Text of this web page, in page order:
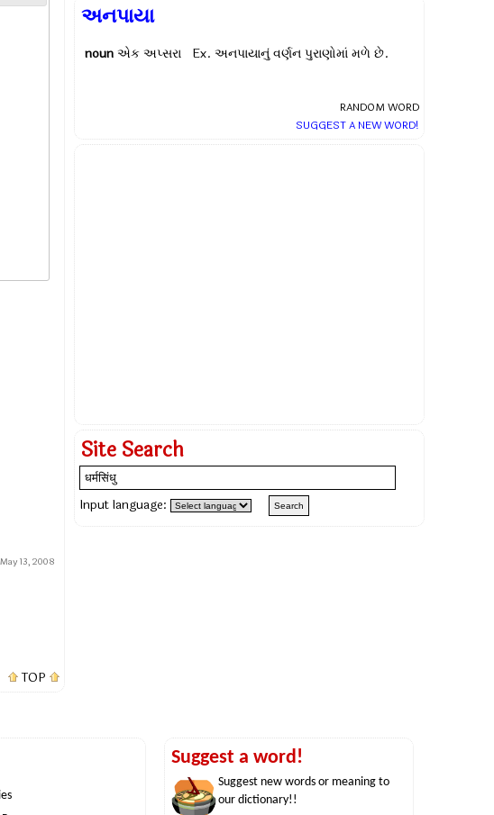
May 13, 2008
TOP
અનપાયા
nounએક અપ્સરા Ex. અનપાયાનું વર્ણન પુરાણોમાં મળે છે.
RANDOM WORD
SUGGEST A NEW WORD!
Site Search
Input language:
Suggest a word!
Suggest new words or meaning to
our dictionary!!